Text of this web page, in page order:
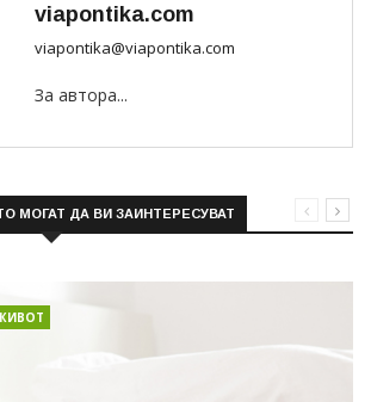
viapontika.com
viapontika@viapontika.com
За автора...
МОГАТ ДА ВИ ЗАИНТЕРЕСУВАТ